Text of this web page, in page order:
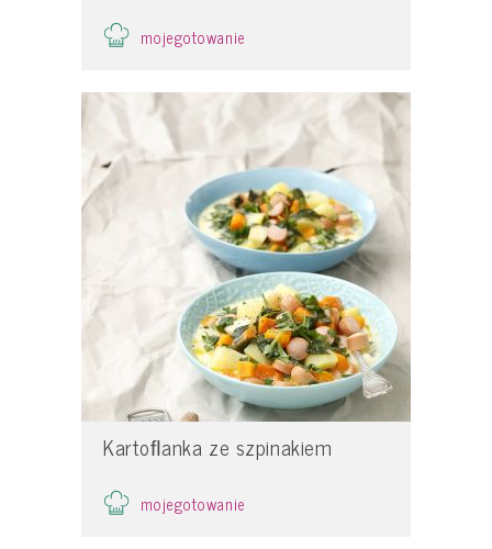
mojegotowanie
Kartoﬂanka ze szpinakiem
mojegotowanie